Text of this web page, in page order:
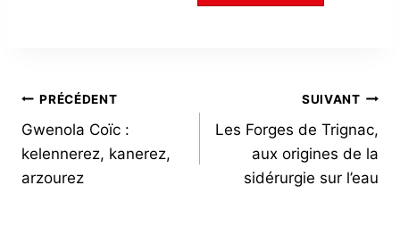
NAVIGATION
DE
L’ARTICLE
PRÉCÉDENT
Gwenola Coïc :
kelennerez, kanerez,
arzourez
SUIVANT
Les Forges de Trignac,
aux origines de la
sidérurgie sur l’eau